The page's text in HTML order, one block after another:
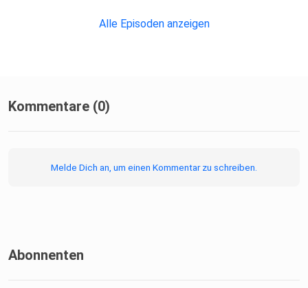
gesundheitliche Aufklärung unter der 0800 1 37 27 00
Alle Episoden anzeigen
Kommentare (0)
Melde Dich an, um einen Kommentar zu schreiben.
Abonnenten